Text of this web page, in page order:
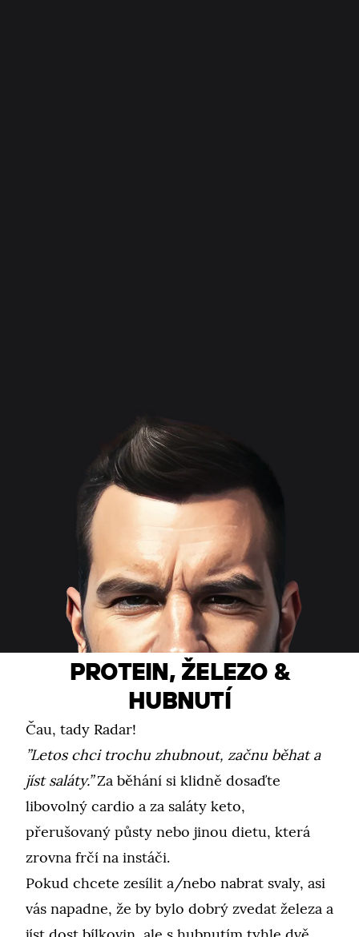
PROTEIN, ŽELEZO &
HUBNUTÍ
Čau, tady Radar!
”Letos chci trochu zhubnout, začnu běhat a
jíst saláty.”Za běhání si klidně dosaďte
libovolný cardio a za saláty keto,
přerušovaný půsty nebo jinou dietu, která
zrovna frčí na instáči.
Pokud chcete zesílit a/nebo nabrat svaly, asi
vás napadne, že by bylo dobrý zvedat železa a